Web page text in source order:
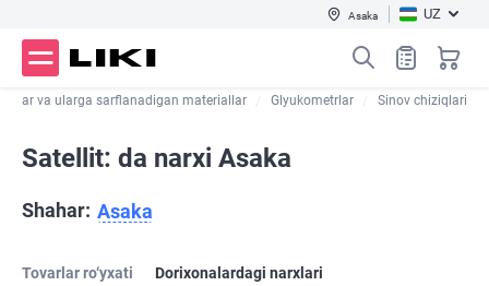
Asaka UZ
va ularga sarflanadigan materiallar Glyukometrlar Sinov chiziqlari
Satellit: da narxi Asaka
Shahar: Asaka
Tovarlar ro‘yxati Dorixonalardagi narxlari